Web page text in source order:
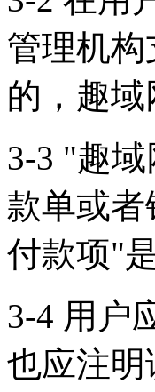
管理机
的，趣
3-3 "趣
款单或
付款项"
3-4 用户
也应注